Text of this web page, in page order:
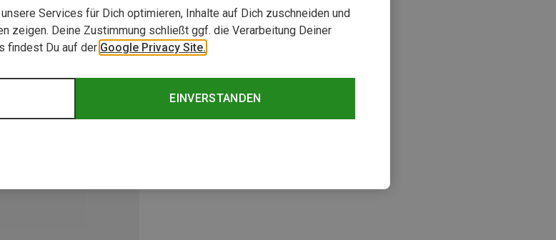
Services für Dich optimieren, Inhalte auf Dich zuschneiden und
zeigen. Deine Zustimmung schließt ggf. die Verarbeitung Deiner
findest Du auf der Google Privacy Site.
EINVERSTANDEN